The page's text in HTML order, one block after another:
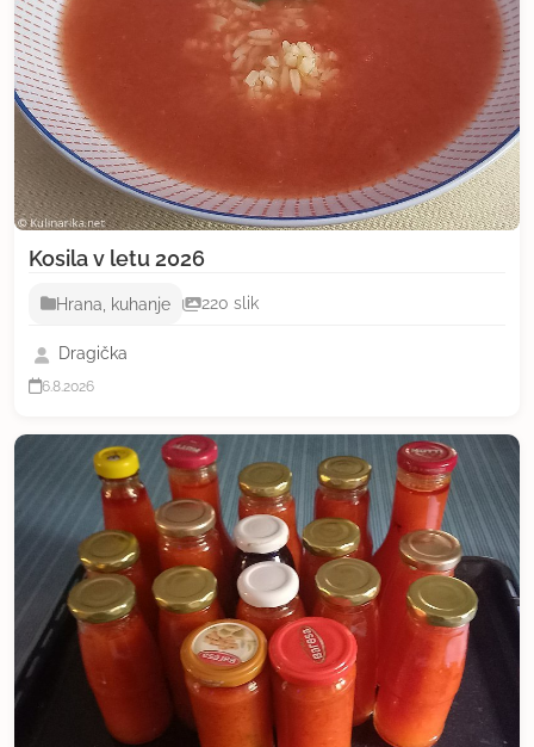
Kosila v letu 2026
Hrana, kuhanje 220 slik
Dragička
6.8.2026